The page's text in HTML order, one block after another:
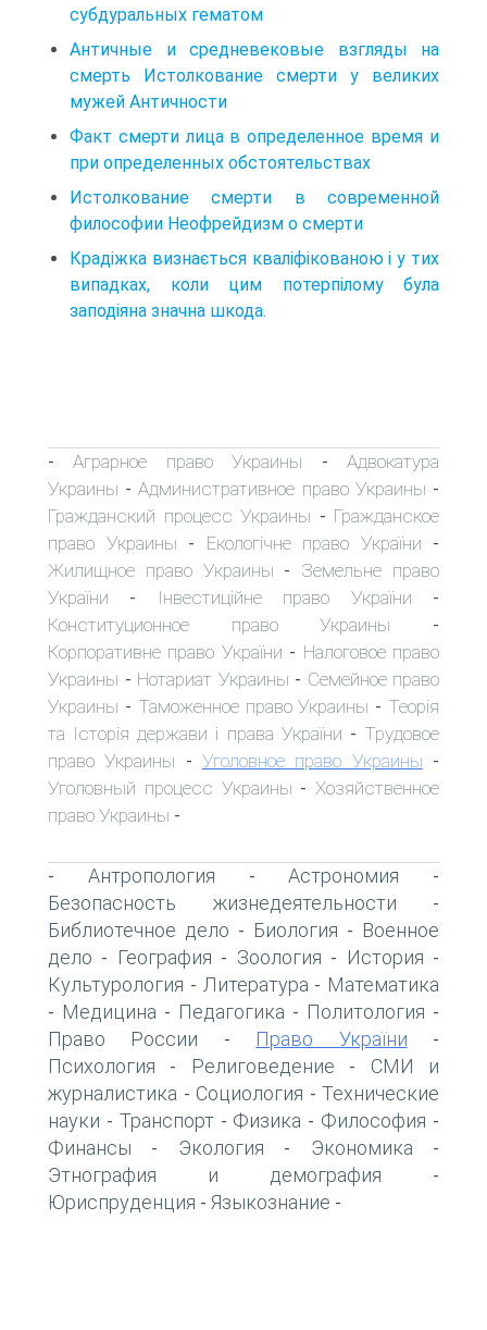
субдуральных гематом
Античные и средневековые взгляды на
смерть Истолкование смерти у великих
мужей Античности
Факт смерти лица в определенное время и
при определенных обстоятельствах
Истолкование смерти в современной
философии Неофрейдизм о смерти
Крадiжка визнається квалiфiкованою i у тих
випадках, коли цим потерпiлому була
заподiяна значна шкода.
-Аграрное право Украины -Адвокатура
Украины -Административное право Украины -
Гражданский процесс Украины - Гражданское
право Украины - Екологічне право України -
Жилищное право Украины - Земельне право
України - Інвестиційне право України -
Конституционное право Украины -
Корпоративне право України - Налоговое право
Украины - Нотариат Украины - Семейное право
Украины - Таможенное право Украины - Теорія
та Історія держави і права України - Трудовое
право Украины -Уголовное право Украины -
Уголовный процесс Украины - Хозяйственное
право Украины -
- Антропология -Астрономия -
Безопасность жизнедеятельности -
Библиотечное дело - Биология - Военное
дело - География - Зоология - История -
Культурология - Литература - Математика
- Медицина - Педагогика - Политология -
Право России - Право України -
Психология - Религоведение - СМИ и
журналистика - Социология - Технические
науки - Транспорт- Физика - Философия -
Финансы - Экология - Экономика -
Этнография и демография -
Юриспруденция - Языкознание -